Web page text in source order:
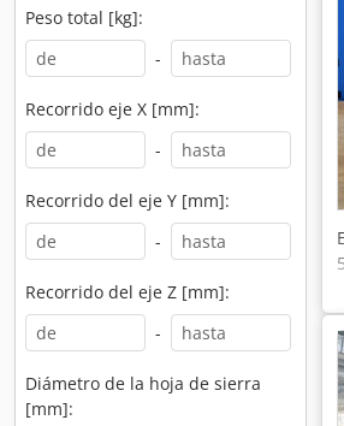
Peso total [kg]:
-
Recorrido eje X [mm]:
-
Recorrido del eje Y [mm]:
-
Recorrido del eje Z [mm]:
-
Diámetro de la hoja de sierra
[mm]: